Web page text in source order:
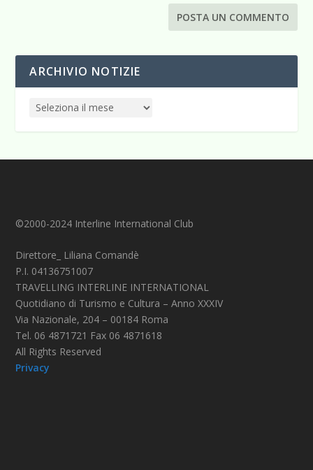
ARCHIVIO NOTIZIE
©2000-2024 Interline International Club
Direttore_ Liliana Comandè
P.I. 04136751007
TRAVELLING INTERLINE INTERNATIONAL
Quotidiano di Turismo e Cultura – Anno XXXIV
Via Nazionale, 204 – 00184 Roma
Tel. 06 4871721 Fax 06 4871618
All Rights Reserved
Privacy